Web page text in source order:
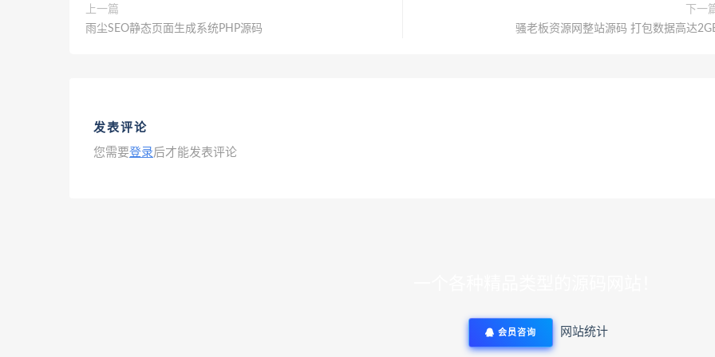
上一篇
雨尘SEO静态页面生成系统PHP源码
下一
骚老板资源网整站源码 打包数据高达
发表评论
您需要登录后才能发表评论
会员咨询 网站统计